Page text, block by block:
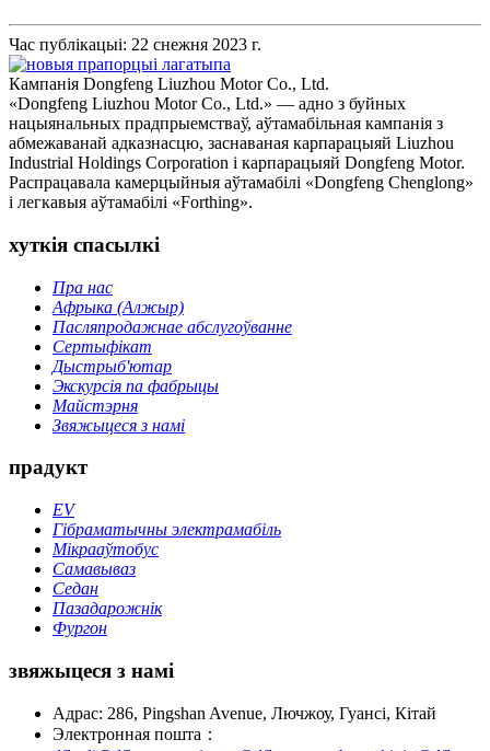
Час публікацыі: 22 снежня 2023 г.
Кампанія Dongfeng Liuzhou Motor Co., Ltd.
«Dongfeng Liuzhou Motor Co., Ltd.» — адно з буйных
нацыянальных прадпрыемстваў, аўтамабільная кампанія з
абмежаванай адказнасцю, заснаваная карпарацыяй Liuzhou
Industrial Holdings Corporation і карпарацыяй Dongfeng Motor.
Распрацавала камерцыйныя аўтамабілі «Dongfeng Chenglong»
і легкавыя аўтамабілі «Forthing».
хуткія спасылкі
Пра нас
Афрыка (Алжыр)
Пасляпродажнае абслугоўванне
Сертыфікат
Дыстрыб'ютар
Экскурсія па фабрыцы
Майстэрня
Звяжыцеся з намі
прадукт
EV
Гібраматычны электрамабіль
Мікрааўтобус
Самавываз
Седан
Пазадарожнік
Фургон
звяжыцеся з намі
Адрас: 286, Pingshan Avenue, Лючжоу, Гуансі, Кітай
Электронная пошта：